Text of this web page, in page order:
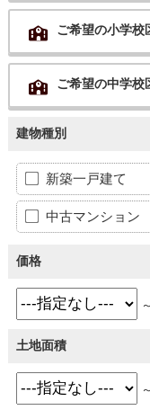
ご希望の小学校
ご希望の中学校
建物種別
新築一戸建て
中古マンション
価格
～
土地面積
～